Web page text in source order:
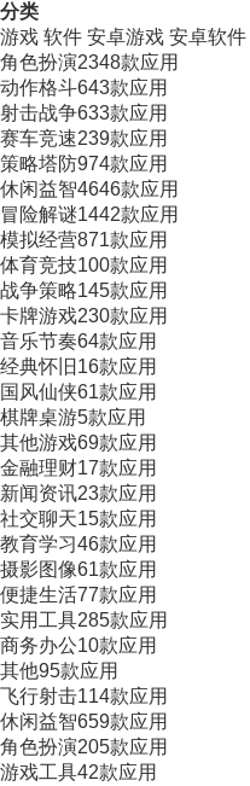
分类
游戏 软件 安卓游戏 安卓软件
角色扮演2348款应用
动作格斗643款应用
射击战争633款应用
赛车竞速239款应用
策略塔防974款应用
休闲益智4646款应用
冒险解谜1442款应用
模拟经营871款应用
体育竞技100款应用
战争策略145款应用
卡牌游戏230款应用
音乐节奏64款应用
经典怀旧 16款应用
国风仙侠61款应用
棋牌桌游5款应用
其他游戏69款应用
金融理财17款应用
新闻资讯23款应用
社交聊天15款应用
教育学习46款应用
摄影图像61款应用
便捷生活77款应用
实用工具285款应用
商务办公10款应用
其他95款应用
飞行射击114款应用
休闲益智659款应用
角色扮演205款应用
游戏工具42款应用